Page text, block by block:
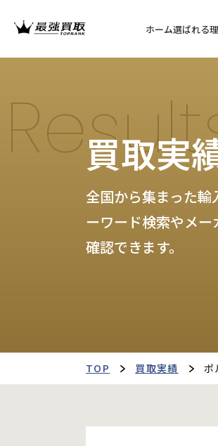
ホーム選ばれる
買取実
全国から集まった輸
ーワード検索やメ
確認できます。
TOP 買取実績 ポ